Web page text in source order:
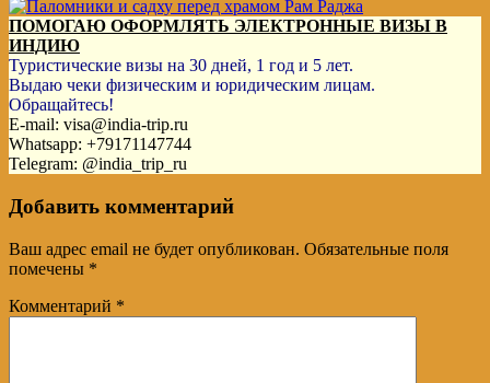
ПОМОГАЮ ОФОРМЛЯТЬ ЭЛЕКТРОННЫЕ ВИЗЫ В
ИНДИЮ
Туристические визы на 30 дней, 1 год и 5 лет.
Выдаю чеки физическим и юридическим лицам.
Обращайтесь!
E-mail: visa@india-trip.ru
Whatsapp: +79171147744
Telegram: @india_trip_ru
Добавить комментарий
Ваш адрес email не будет опубликован. Обязательные поля
помечены *
Комментарий *